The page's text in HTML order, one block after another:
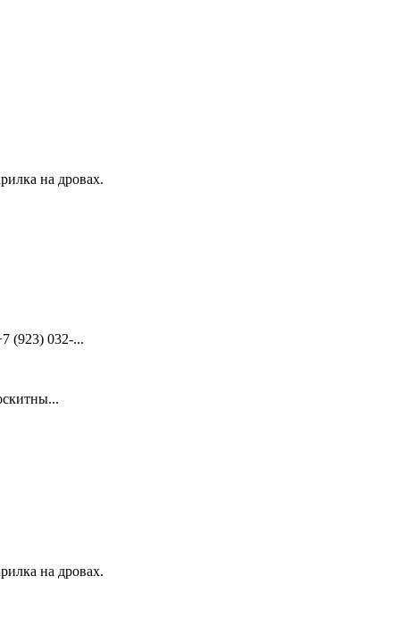
на дровах.
(923) 032-...
на дровах.